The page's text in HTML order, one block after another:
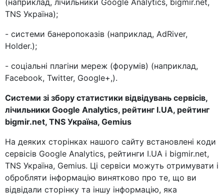
(наприклад, лічильники Google Analytics, bigmir.net,
TNS Україна);
- системи банеропоказів (наприклад, AdRiver,
Holder.);
- соціальні плагіни мереж (форумів) (наприклад,
Facebook, Twitter, Google+,).
Системи зі збору статистики відвідувань сервісів,
лічильники Google Analytics, рейтинг I.UA, рейтинг
bigmir.net, TNS Україна, Gemius
На деяких сторінках нашого сайту встановлені коди
сервісів Google Analytics, рейтинги I.UA і bigmir.net,
TNS Україна, Gemius. Ці сервіси можуть отримувати і
обробляти інформацію винятково про те, що ви
відвідали сторінку та іншу інформацію, яка